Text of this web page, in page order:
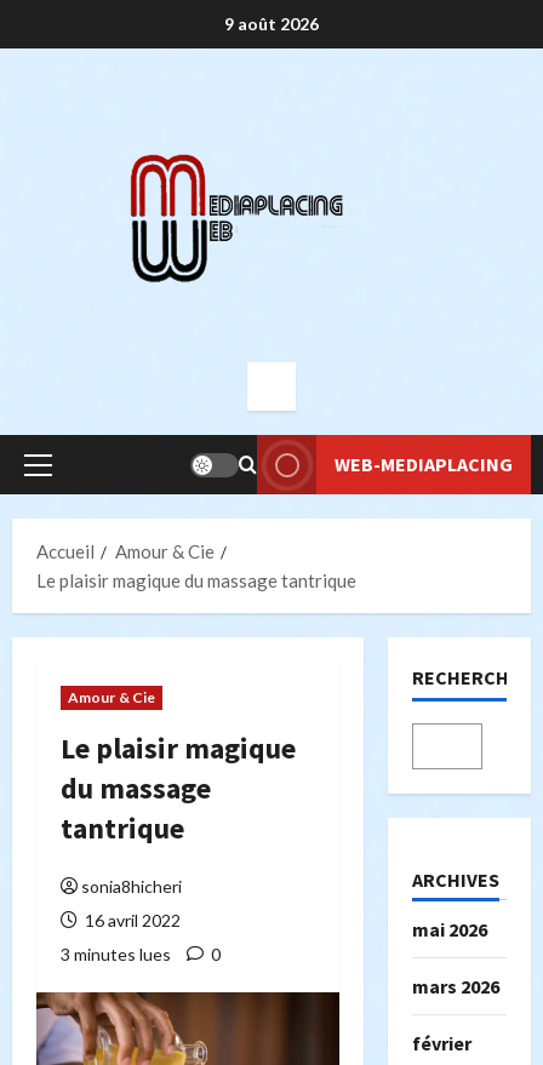
au
9 août 2026
Menu
WEB-MEDIAPLACING
Accueil
Amour & Cie
Le plaisir magique du massage tantrique
Amour & Cie
Le plaisir magique
du massage
tantrique
sonia8hicheri
16 avril 2022
3 minutes lues
0
RECHERCHER
ARCHIVES
mai 2026
mars 2026
février